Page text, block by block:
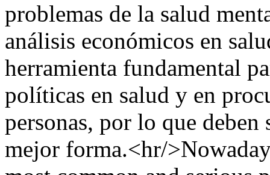
problemas de la salud
análisis económicos en
herramienta fundamental
políticas en salud y en
personas, por lo que
mejor forma.<hr/